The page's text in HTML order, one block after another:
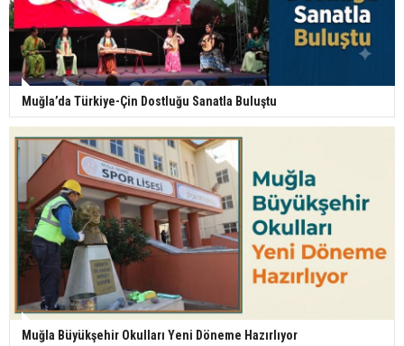
Muğla’da Türkiye-Çin Dostluğu Sanatla Buluştu
Muğla Büyükşehir Okulları Yeni Döneme Hazırlıyor